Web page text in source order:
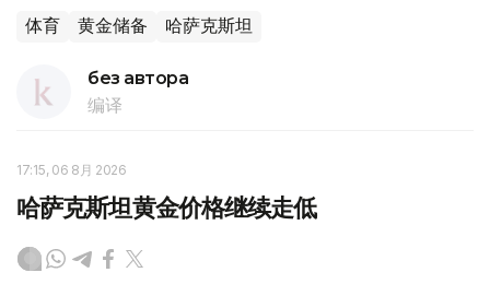
体育 黄金储备 哈萨克斯坦
без автора
编译
17:15, 06 8月 2026
哈萨克斯坦黄金价格继续走低